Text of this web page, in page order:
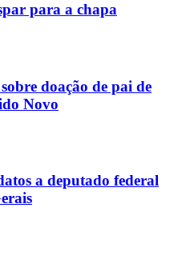
para a chapa
doação de pai de
Novo
a deputado federal